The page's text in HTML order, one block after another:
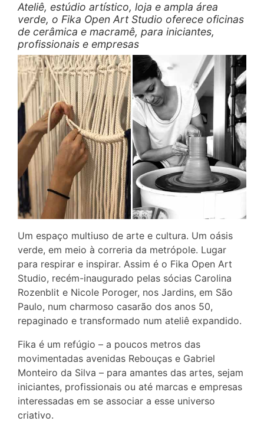
Ateliê, estúdio artístico, loja e ampla área
verde, o Fika Open Art Studio oferece oficinas
de cerâmica e macramê, para iniciantes,
profissionais e empresas
Um espaço multiuso de arte e cultura. Um oásis
verde, em meio à correria da metrópole. Lugar
para respirar e inspirar. Assim é o Fika Open Art
Studio, recém-inaugurado pelas sócias Carolina
Rozenblit e Nicole Poroger, nos Jardins, em São
Paulo, num charmoso casarão dos anos 50,
repaginado e transformado num ateliê expandido.
Fika é um refúgio – a poucos metros das
movimentadas avenidas Rebouças e Gabriel
Monteiro da Silva – para amantes das artes, sejam
iniciantes, profissionais ou até marcas e empresas
interessadas em se associar a esse universo
criativo.